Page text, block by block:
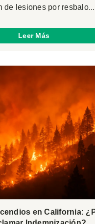
de lesiones por resbalo...
Leer Más
en California: